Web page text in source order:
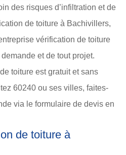
des risques d’infiltration et de
de toiture à Bachivillers,
vérification de toiture
et de tout projet.
toiture est gratuit et sans
60240 ou ses villes, faites-
via le formulaire de devis en
de toiture à